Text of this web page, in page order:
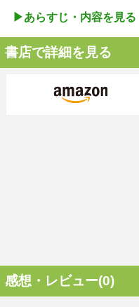
▶︎あらすじ・内容を見る
書店で詳細を見る
感想・レビュー(0)